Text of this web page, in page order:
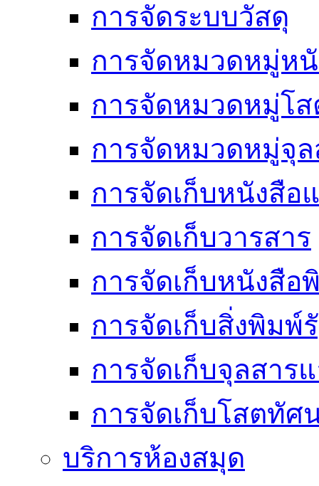
การจัดระบบวัสดุ
การจัดหมวดหมู่ห
การจัดหมวดหมู่โ
การจัดหมวดหมู่จุ
การจัดเก็บหนังสือ
การจัดเก็บวารสาร
การจัดเก็บหนังสือ
การจัดเก็บสิ่งพิมพ์
การจัดเก็บจุลสาร
การจัดเก็บโสตทัศ
บริการห้องสมุด